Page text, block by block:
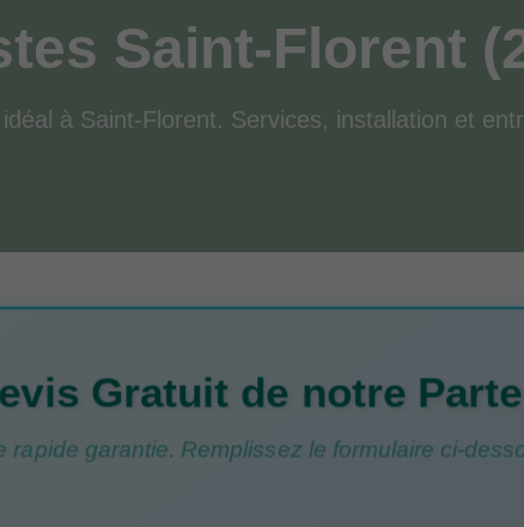
Saint-Florent
à Saint-Florent. Services, installation et
Gratuit de notre
rapide garantie. Remplissez le formulaire ci-